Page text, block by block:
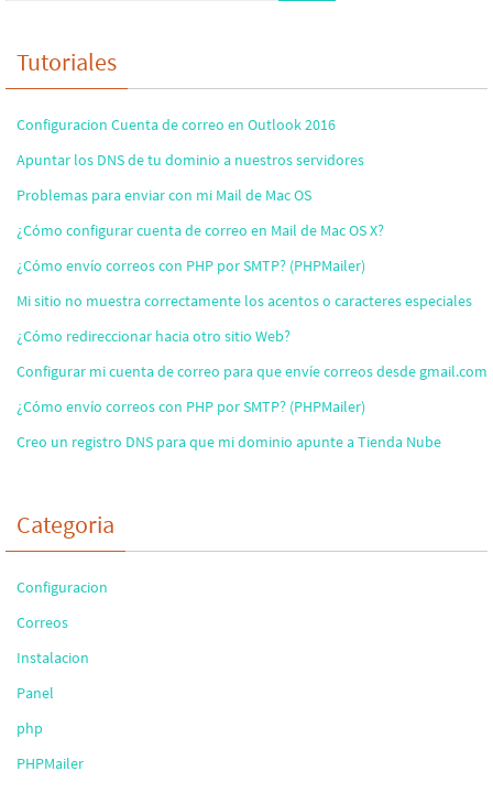
Tutoriales
Configuracion Cuenta de correo en Outlook 2016
Apuntar los DNS de tu dominio a nuestros servidores
Problemas para enviar con mi Mail de Mac OS
¿Cómo configurar cuenta de correo en Mail de Mac OS X?
¿Cómo envío correos con PHP por SMTP? (PHPMailer)
Mi sitio no muestra correctamente los acentos o caracteres especiales
¿Cómo redireccionar hacia otro sitio Web?
Configurar mi cuenta de correo para que envíe correos desde gmail.com
¿Cómo envío correos con PHP por SMTP? (PHPMailer)
Creo un registro DNS para que mi dominio apunte a Tienda Nube
Categoria
Configuracion
Correos
Instalacion
Panel
php
PHPMailer